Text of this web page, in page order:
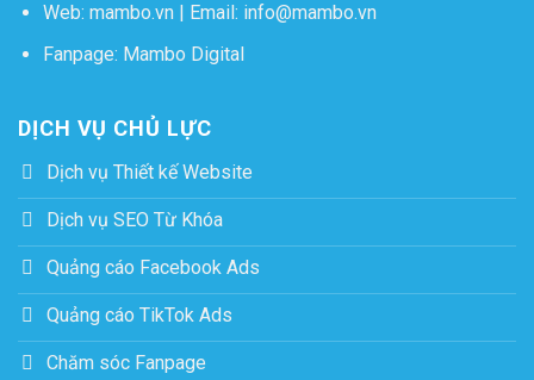
Web: mambo.vn| Email: info@mambo.vn
Fanpage: Mambo Digital
DỊCH VỤ CHỦ LỰC
Dịch vụ Thiết kế Website
Dịch vụ SEO Từ Khóa
Quảng cáo Facebook Ads
Quảng cáo TikTok Ads
Chăm sóc Fanpage